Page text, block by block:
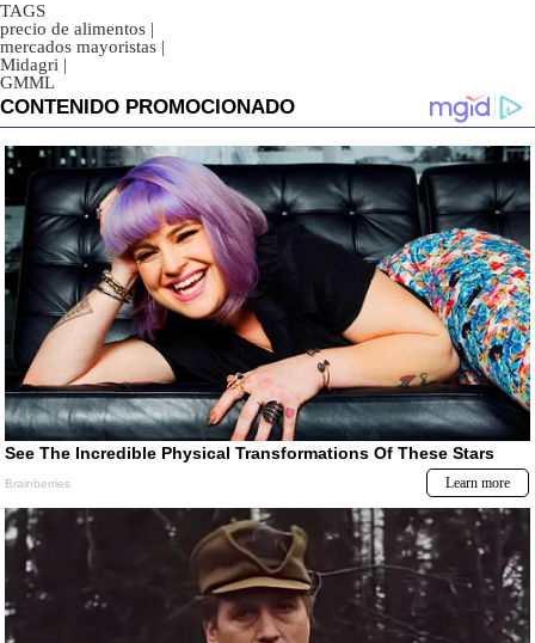
TAGS
precio de alimentos |
mercados mayoristas |
Midagri |
GMML